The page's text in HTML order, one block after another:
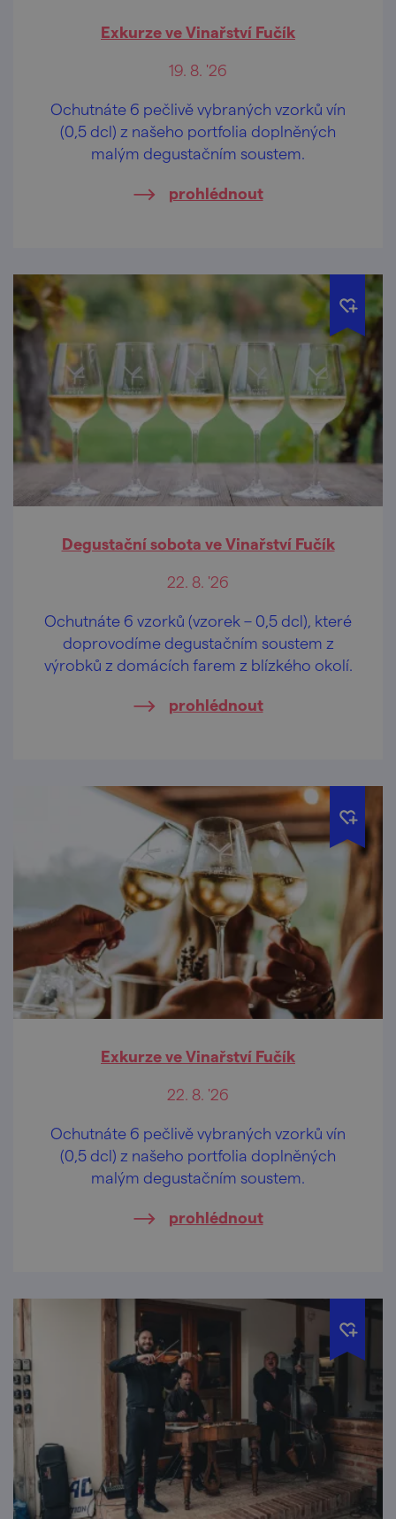
Exkurze ve Vinařství Fučík
19. 8. '26
Ochutnáte 6 pečlivě vybraných vzorků vín
(0,5 dcl) z našeho portfolia doplněných
malým degustačním soustem.
prohlédnout
Degustační sobota ve Vinařství Fučík
22. 8. '26
Ochutnáte 6 vzorků (vzorek – 0,5 dcl), které
doprovodíme degustačním soustem z
výrobků z domácích farem z blízkého okolí.
prohlédnout
Exkurze ve Vinařství Fučík
22. 8. '26
Ochutnáte 6 pečlivě vybraných vzorků vín
(0,5 dcl) z našeho portfolia doplněných
malým degustačním soustem.
prohlédnout